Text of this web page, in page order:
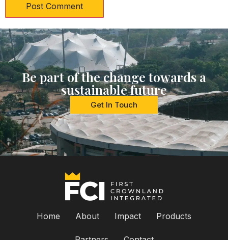
Be part of the change towards a
sustainable future
Get In Touch
Home About Impact Products